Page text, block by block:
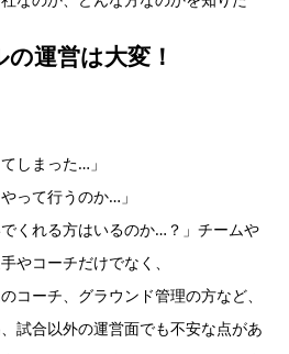
運営は大変！
しまった…」
って行うのか…」
でくれる方はいるのか…？」チームや
やコーチだけでなく、
コーチ、グラウンド管理の方など、
試合以外の運営面でも不安な点があ